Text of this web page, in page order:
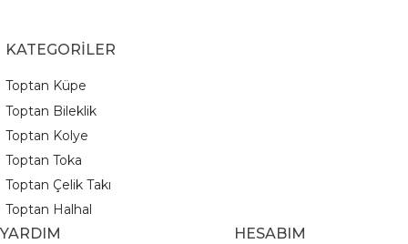
KATEGORİLER
Toptan Küpe
Toptan Bileklik
Toptan Kolye
Toptan Toka
Toptan Çelik Takı
Toptan Halhal
YARDIM HESABIM